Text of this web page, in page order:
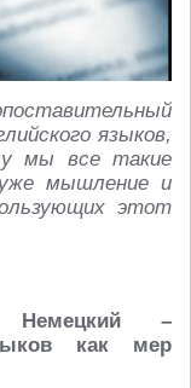
языков,
мы все такие
мышление и
этот
Немецкий –
как мер